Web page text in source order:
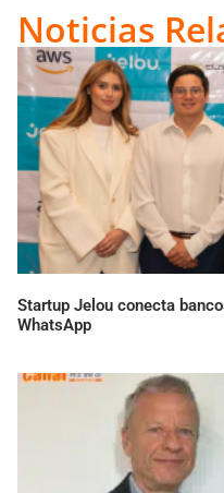
Noticias
Startup Jelou conecta
WhatsApp